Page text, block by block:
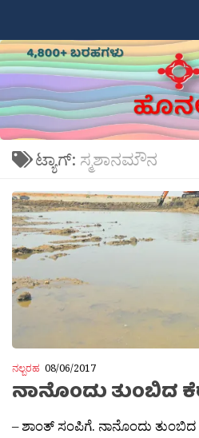
ಟ್ಯಾಗ್: ಸ್ಮಶಾನಮೌನ
ನಲ್ಬರಹ 08/06/2017
ನಾನೊಂದು ತುಂಬಿದ
– ಶಾಂತ್ ಸಂಪಿಗೆ. ನಾನೊಂದು